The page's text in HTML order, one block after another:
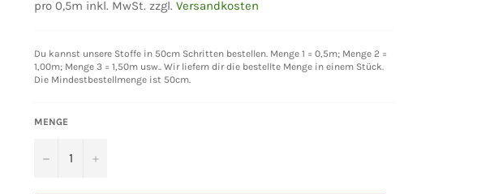
pro 0,5m inkl. MwSt. zzgl. Versandkosten
Du kannst unsere Stoffe in 50cm Schritten bestellen. Menge 1 = 0,5m; Menge 2 =
1,00m; Menge 3 = 1,50m usw.. Wir liefern dir die bestellte Menge in einem Stück.
Die Mindestbestellmenge ist 50cm.
MENGE
− +